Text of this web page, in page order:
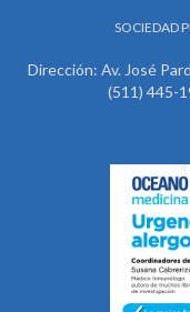
SOCIEDAD
Dirección: Av. José
(511) 445-